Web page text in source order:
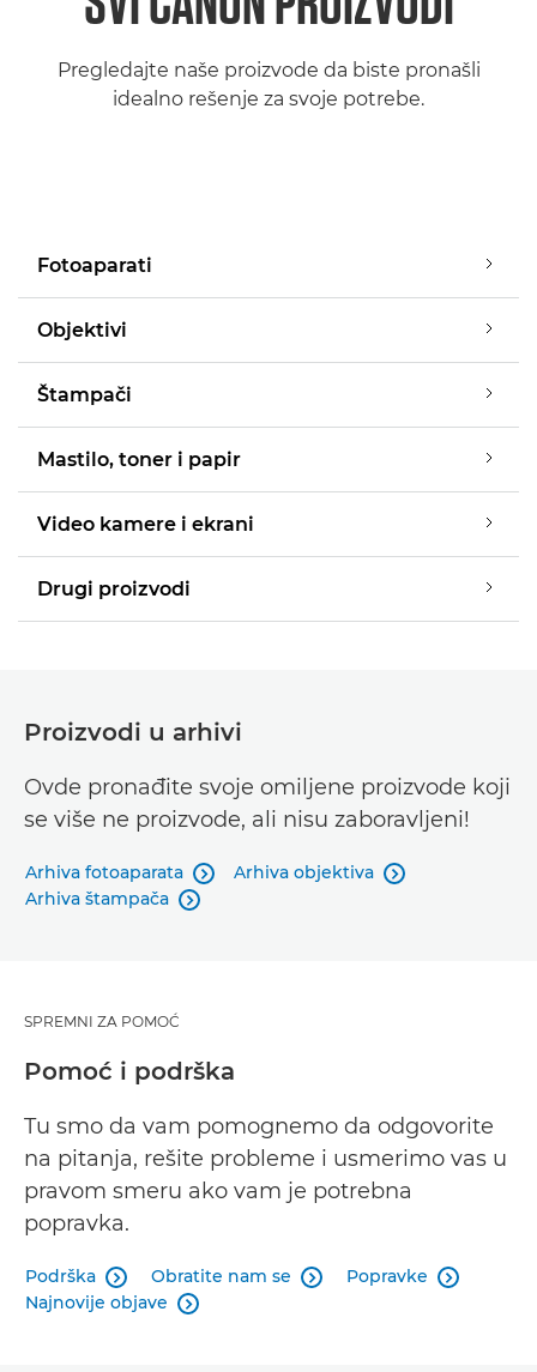
Pregledajte naše proizvode da biste pronašli
idealno rešenje za svoje potrebe.
Fotoaparati
Objektivi
Štampači
Mastilo, toner i papir
Video kamere i ekrani
Drugi proizvodi
Proizvodi u arhivi
Ovde pronađite svoje omiljene proizvode koji
se više ne proizvode, ali nisu zaboravljeni!
Arhiva fotoaparata  Arhiva objektiva 
Arhiva štampača 
SPREMNI ZA POMOĆ
Pomoć i podrška
Tu smo da vam pomognemo da odgovorite
na pitanja, rešite probleme i usmerimo vas u
pravom smeru ako vam je potrebna
popravka.
Podrška  Obratite nam se  Popravke 
Najnovije objave 